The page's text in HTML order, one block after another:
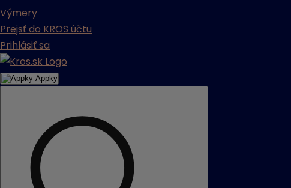
Výmery
Prejsť do KROS účtu
Prihlásiť sa
Appky